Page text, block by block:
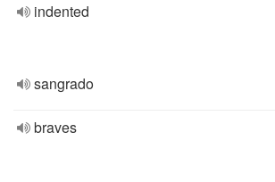
indented
sangrado
braves